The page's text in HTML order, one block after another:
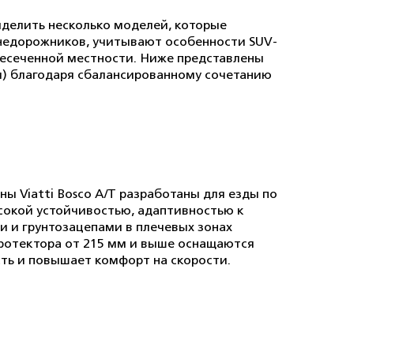
несколько моделей, которые
учитывают особенности SUV-
местности. Ниже представлены
сбалансированному сочетанию
Viatti Bosco A/T разработаны для езды по
устойчивостью, адаптивностью к
грунтозацепами в плечевых зонах
от 215 мм и выше оснащаются
и повышает комфорт на скорости.